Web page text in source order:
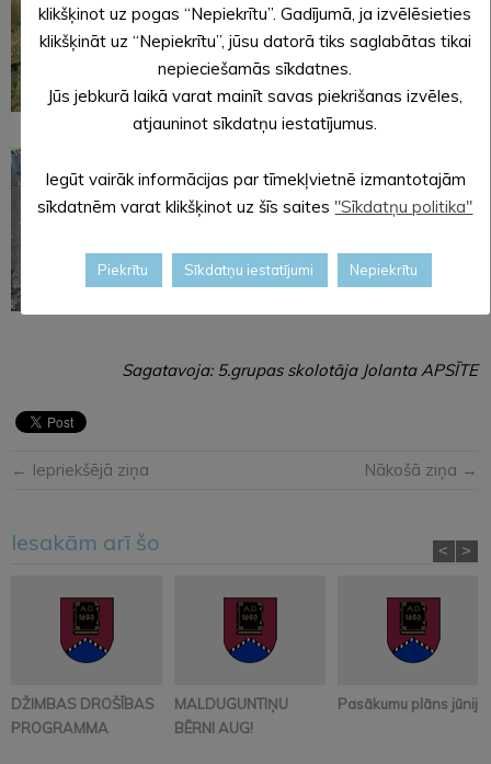
Sagatavoja: 5.grupas skolotāja Jolanta APSĪTE
← Iepriekšējā ziņa Nākošā ziņa →
Iesakām arī šo
DŽIMBAS DROŠĪBAS
PROGRAMMA
MALDUGUNTIŅU
BĒRNI AUG!
Pasākumu plāns jūnijā
< >
klikšķinot uz pogas “Nepiekrītu”. Gadījumā, ja izvēlēsieties
klikšķināt uz “Nepiekrītu”, jūsu datorā tiks saglabātas tikai
nepieciešamās sīkdatnes.
Jūs jebkurā laikā varat mainīt savas piekrišanas izvēles,
atjauninot sīkdatņu iestatījumus.
Iegūt vairāk informācijas par tīmekļvietnē izmantotajām
sīkdatnēm varat klikšķinot uz šīs saites "Sīkdatņu politika"
Piekrītu Sīkdatņu iestatījumi Nepiekrītu